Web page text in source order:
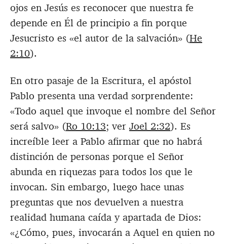
ojos en Jesús es reconocer que nuestra fe
depende en Él de principio a fin porque
Jesucristo es «el autor de la salvación» (He
2:10).
En otro pasaje de la Escritura, el apóstol
Pablo presenta una verdad sorprendente:
«Todo aquel que invoque el nombre del Señor
será salvo» (Ro 10:13; ver Joel 2:32). Es
increíble leer a Pablo afirmar que no habrá
distinción de personas porque el Señor
abunda en riquezas para todos los que le
invocan. Sin embargo, luego hace unas
preguntas que nos devuelven a nuestra
realidad humana caída y apartada de Dios:
«¿Cómo, pues, invocarán a Aquel en quien no